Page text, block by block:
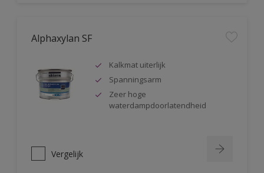
Alphaxylan SF
Kalkmat uiterlijk
Spanningsarm
Zeer hoge
waterdampdoorlatendheid
Vergelijk